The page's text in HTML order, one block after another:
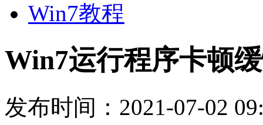
Win7教程
Win7运行程序卡顿
发布时间：2021-07-02